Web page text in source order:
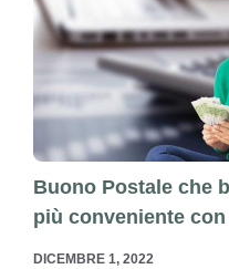
Buono Postale che
più conveniente
DICEMBRE 1, 2022